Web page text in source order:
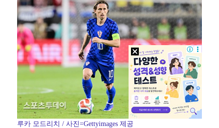
'선업튀' 서혜원, 결혼 4개월 만에 임신 경사 "행복…
경찰, 대한축구협회 '심판 성접대 논란' 수사 여부 검…
권영찬, 김수현 관련 허위사실 유포 혐의로 검찰行
루카 모드리치 / 사진=Gettyimages 제공